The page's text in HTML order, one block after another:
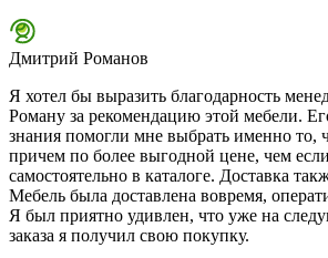
Дмитрий Романов
Я хотел бы выразить благодарность
Роману за рекомендацию этой мебели.
знания помогли мне выбрать именно то,
причем по более выгодной цене, чем
самостоятельно в каталоге. Доставка
Мебель была доставлена вовремя,
Я был приятно удивлен, что уже на
заказа я получил свою покупку.